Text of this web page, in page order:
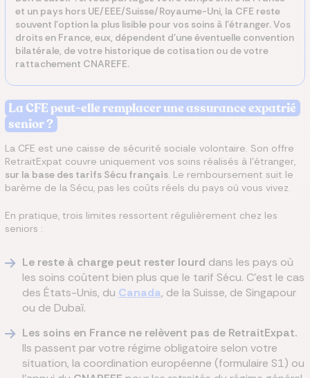
et un pays hors UE/EEE/Suisse/Royaume-Uni, la CFE reste
souvent l'option la plus lisible pour vos soins à l'étranger. Vos
droits en France, eux, dépendent d'une éventuelle convention
bilatérale, de votre historique de cotisation ou de votre
rattachement CNAREFE.
La CFE peut-elle remplacer une assurance expatrié
senior ?
La CFE est une caisse de sécurité sociale volontaire. Son offre
RetraitExpat couvre uniquement vos soins réalisés à l'étranger,
sur la base des tarifs Sécu français. Le remboursement suit le
barème de la Sécu, pas les coûts réels du pays où vous vivez.
En pratique, trois limites ressortent régulièrement chez les
seniors :
Le reste à charge peut rester lourd dans les pays où
les soins coûtent bien plus que le tarif Sécu. C'est le cas
des États-Unis, du Canada, de la Suisse, de Singapour
ou de Dubaï.
Les soins en France ne relèvent pas de RetraitExpat.
Ils passent par votre régime obligatoire selon votre
situation, la coordination européenne (formulaire S1) ou